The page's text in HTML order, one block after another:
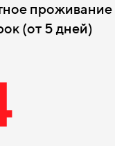
проживание
(от 5 дней)